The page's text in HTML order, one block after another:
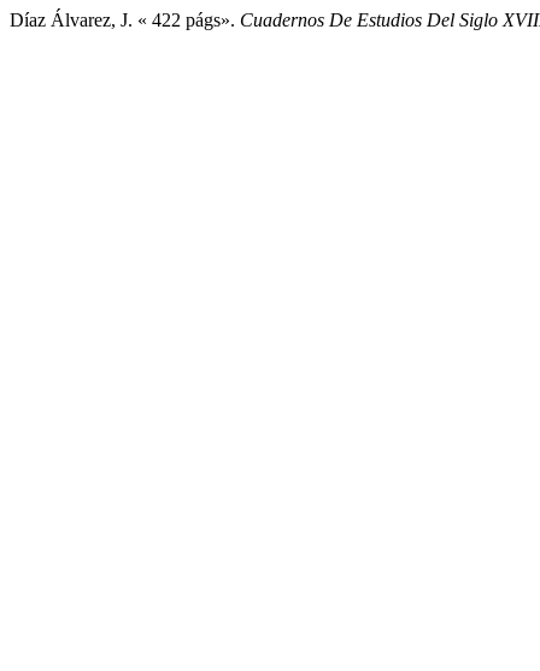
Díaz Álvarez, J. « 422 págs». Cuadernos De Estudios Del Siglo